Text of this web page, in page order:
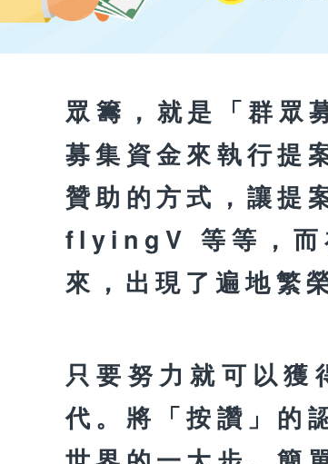
眾籌，就是「群
募集資金來執行提
贊助的方式，讓提
flyingV 等等，而
來，出現了遍地繁
只要努力就可以獲
代。將「按讚」的